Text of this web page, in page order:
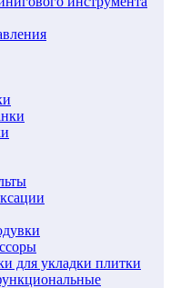
для укладки плитки